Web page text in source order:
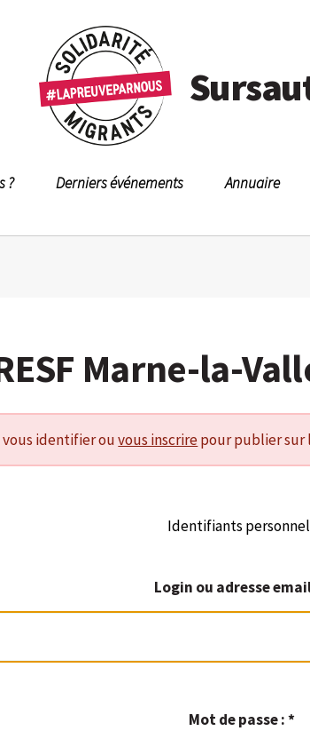
? Derniers événements Annuaire
Marne-la-
vous identifier ouvous inscrirepour publier sur
Identifiants
Login ou adresse
Mot de passe :*